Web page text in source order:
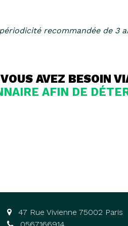
recommandée de 3
AVEZ BESOIN
AFIN DE
47 Rue Vivienne 75002 Paris